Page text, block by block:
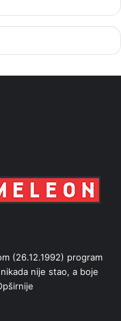
(26.12.1992) program
nije stao, a boje